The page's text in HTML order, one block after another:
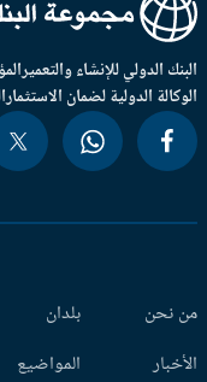
الدولي للإنشاء والتعمير
الدولية لضمان الاستثمار
نحن
بلدان
المواضيع